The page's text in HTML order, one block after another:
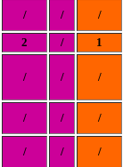
/ / /
2 / 1
/ / /
/ / /
/ / /